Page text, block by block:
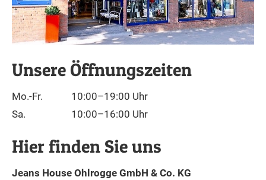
Unsere Öffnungszeiten
Mo.-Fr.
10:00–19:00 Uhr
Sa.
10:00–16:00 Uhr
Hier finden Sie uns
Jeans House Ohlrogge GmbH & Co. KG